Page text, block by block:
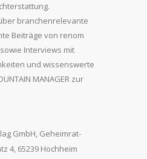
branchenrelevante
Beiträge von renom
Interviews mit
und wissenswerte
MANAGER zur
GmbH, Geheimrat-
4, 65239 Hochheim